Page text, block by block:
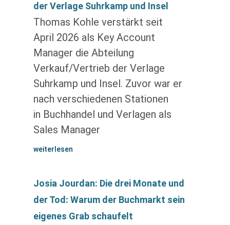
der Verlage Suhrkamp und Insel
Thomas Kohle verstärkt seit
April 2026 als Key Account
Manager die Abteilung
Verkauf/Vertrieb der Verlage
Suhrkamp und Insel. Zuvor war er
nach verschiedenen Stationen
in Buchhandel und Verlagen als
Sales Manager
weiterlesen
Josia Jourdan: Die drei Monate und
der Tod: Warum der Buchmarkt sein
eigenes Grab schaufelt